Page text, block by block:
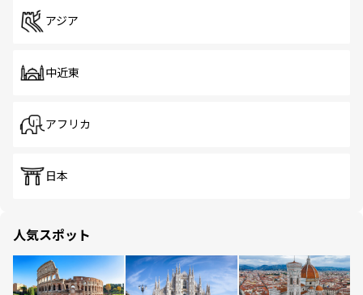
アジア
中近東
アフリカ
日本
人気スポット